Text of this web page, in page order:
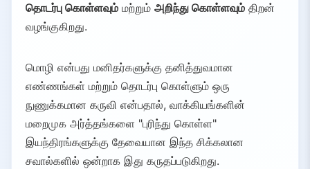
தொடர்பு கொள்ளவும் மற்றும் அறிந்து கொள்ளவும் திறன்
வழங்குகிறது.
மொழி என்பது மனிதர்களுக்கு தனித்துவமான
எண்ணங்கள் மற்றும் தொடர்பு கொள்ளும் ஒரு
நுணுக்கமான கருவி என்பதால், வாக்கியங்களின்
மறைமுக அர்த்தங்களை "புரிந்து கொள்ள"
இயந்திரங்களுக்கு தேவையான இந்த சிக்கலான
சவால்களில் ஒன்றாக இது கருதப்படுகிறது.